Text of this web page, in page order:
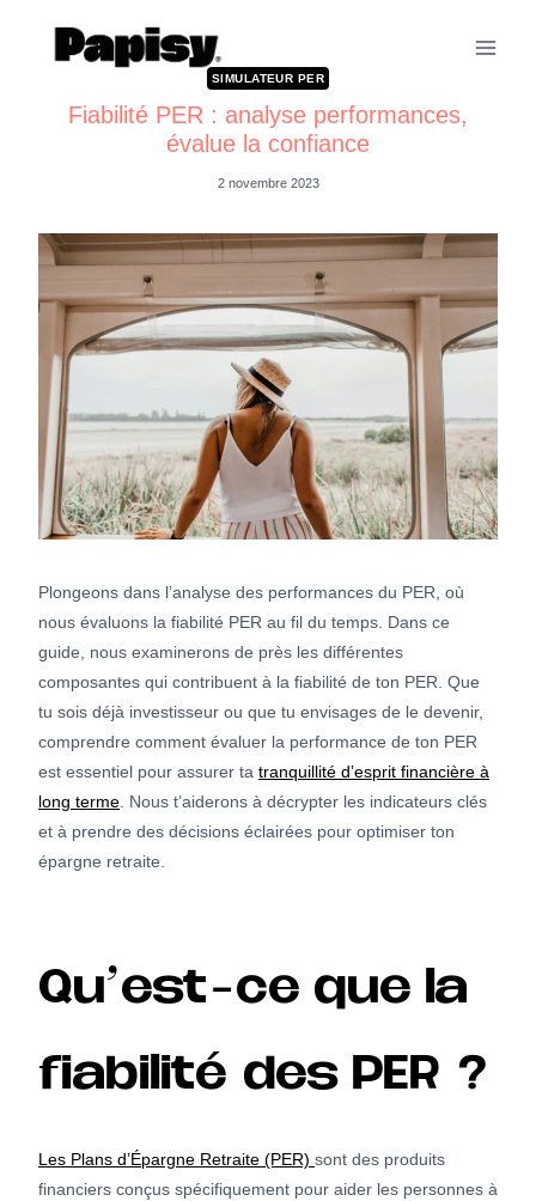
SIMULATEUR PER
Fiabilité PER : analyse performances,
évalue la confiance
2 novembre 2023
Plongeons dans l’analyse des performances du PER, où
nous évaluons la fiabilité PER au fil du temps. Dans ce
guide, nous examinerons de près les différentes
composantes qui contribuent à la fiabilité de ton PER. Que
tu sois déjà investisseur ou que tu envisages de le devenir,
comprendre comment évaluer la performance de ton PER
est essentiel pour assurer ta tranquillité d’esprit financière à
long terme . Nous t’aiderons à décrypter les indicateurs clés
et à prendre des décisions éclairées pour optimiser ton
épargne retraite.
Qu’est-ce que la
fiabilité des PER ?
Les Plans d’Épargne Retraite (PER) sont des produits
financiers conçus spécifiquement pour aider les personnes à